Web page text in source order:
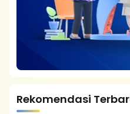
Rekomendasi